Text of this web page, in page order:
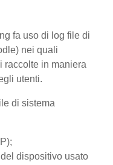
fa uso di log file di
nei quali
raccolte in maniera
utenti.
di sistema
dispositivo usato